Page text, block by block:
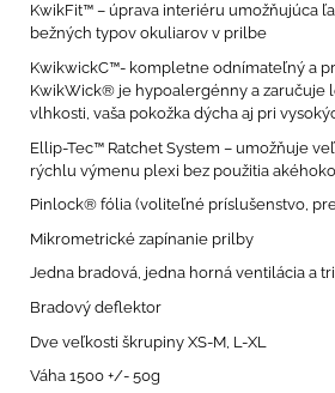
KwikFit™ – úprava interiéru umožňujúca
bežných typov okuliarov v prilbe
KwikwickC™- kompletne odnímateľný a
KwikWick® je hypoalergénny a zaručuje
vlhkosti, vaša pokožka dýcha aj pri
Ellip-Tec™ Ratchet System – umožňuje
rýchlu výmenu plexi bez použitia
Pinlock® fólia (voliteľné príslušenstvo,
Mikrometrické zapínanie prilby
Jedna bradová, jedna horná ventilácia a
Bradový deflektor
Dve veľkosti škrupiny XS-M, L-XL
Váha 1500 +/- 50g